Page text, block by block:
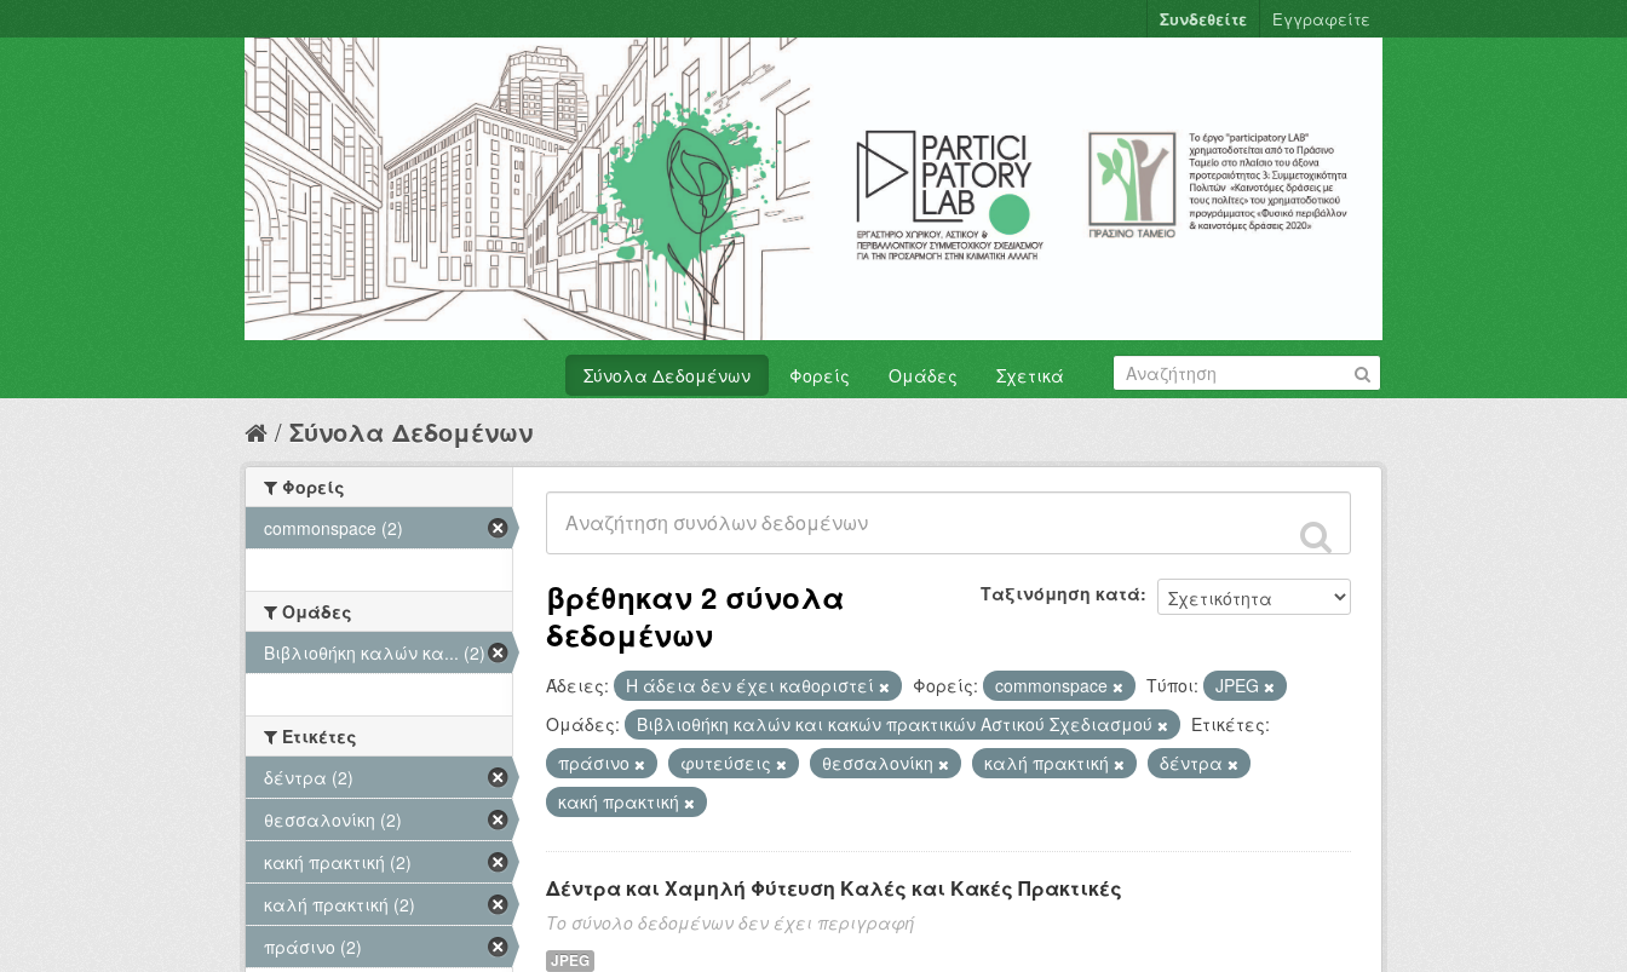
Συνδεθείτε Εγγραφείτε
Σύνολα Δεδομένων Φορείς Ομάδες Σχετικά
Σύνολα Δεδομένων
Ταξινόμηση κατά
βρέθηκαν 2 σύνολα
δεδομένων
Άδειες: Η άδεια δεν έχει καθοριστεί Φορείς: commonspace Τύποι:
JPEG
Ομάδες:
Βιβλιοθήκη καλών και κακών πρακτικών Αστικού Σχεδιασμού
Ετικέτες:
πράσινο
φυτεύσεις θεσσαλονίκη καλή πρακτική
δέντρα
κακή πρακτική
Δέντρα και Χαμηλή Φύτευση Καλές και Κακές Πρακτικές
Το σύνολο δεδομένων δεν έχει περιγραφή
JPEG
Φορείς
commonspace (2)
Ομάδες
Βιβλιοθήκη καλών κα... (2)
Ετικέτες
δέντρα (2)
θεσσαλονίκη (2)
κακή πρακτική (2)
καλή πρακτική (2)
πράσινο (2)